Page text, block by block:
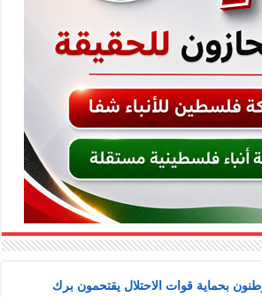
بحماية قوات الاحتلال يقتحمون برك